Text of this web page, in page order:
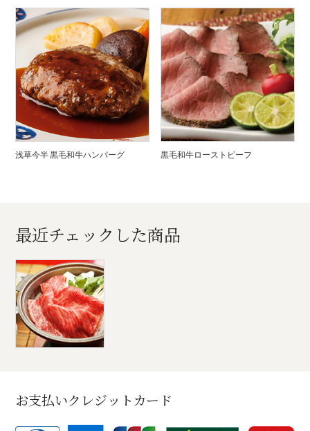
浅草今半 黒毛和牛ハンバーグ 黒毛和牛ローストビーフ
最近チェックした商品
お支払いクレジットカード